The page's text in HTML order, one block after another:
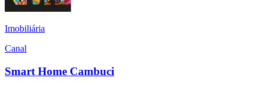
Imobiliária
Canal
Smart Home Cambuci